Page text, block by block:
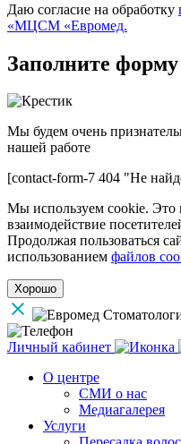
Даю согласие на обработку
«МЦСМ «Евромед.
Заполните форму
Мы будем очень
нашей работе
[contact-form-7 404 "Не
Мы используем cookie. Это
взаимодействие
Продолжая пользоваться
использованием файлов
Хорошо
Личный кабинет
О центре
СМИ о нас
Медиагалерея
Услуги